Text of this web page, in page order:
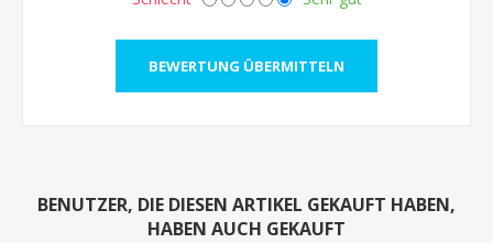
BENUTZER, DIE DIESEN ARTIKEL GEKAUFT HABEN,
HABEN AUCH GEKAUFT